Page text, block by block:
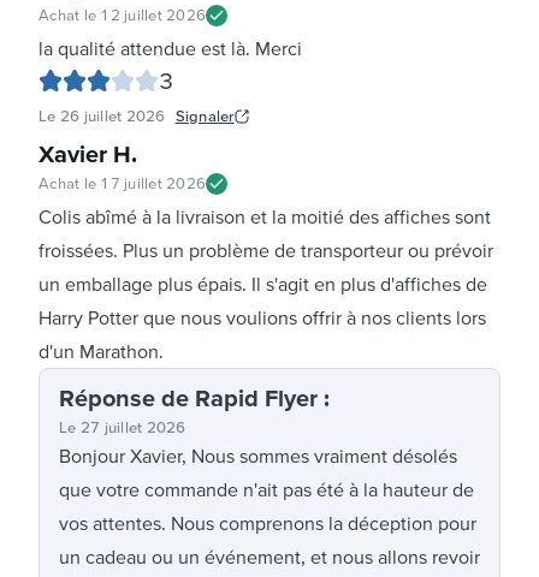
Achat le 12 juillet 2026
la qualité attendue est là. Merci
3
Le 26 juillet 2026 Signaler
Xavier H.
Achat le 17 juillet 2026
Colis abîmé à la livraison et la moitié des affiches sont
froissées. Plus un problème de transporteur ou prévoir
un emballage plus épais. Il s'agit en plus d'affiches de
Harry Potter que nous voulions offrir à nos clients lors
d'un Marathon.
Réponse de Rapid Flyer :
Le 27 juillet 2026
Bonjour Xavier, Nous sommes vraiment désolés
que votre commande n'ait pas été à la hauteur de
vos attentes. Nous comprenons la déception pour
un cadeau ou un événement, et nous allons revoir